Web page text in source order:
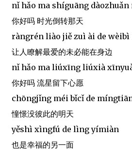
nǐ hǎo ma shíguāng dàozhuǎn
你好吗 时光倒转那天
ràngrén liào jiě zuì ài de wèibì
让人瞭解最爱的未必能在身边
nǐ hǎo ma liúxīng liúxià
你好吗 流星留下心愿
chōngjǐng méi bǐcǐ de
憧憬没彼此的明天
yěshì xìngfú de lìng yímiàn
也是幸福的另一面